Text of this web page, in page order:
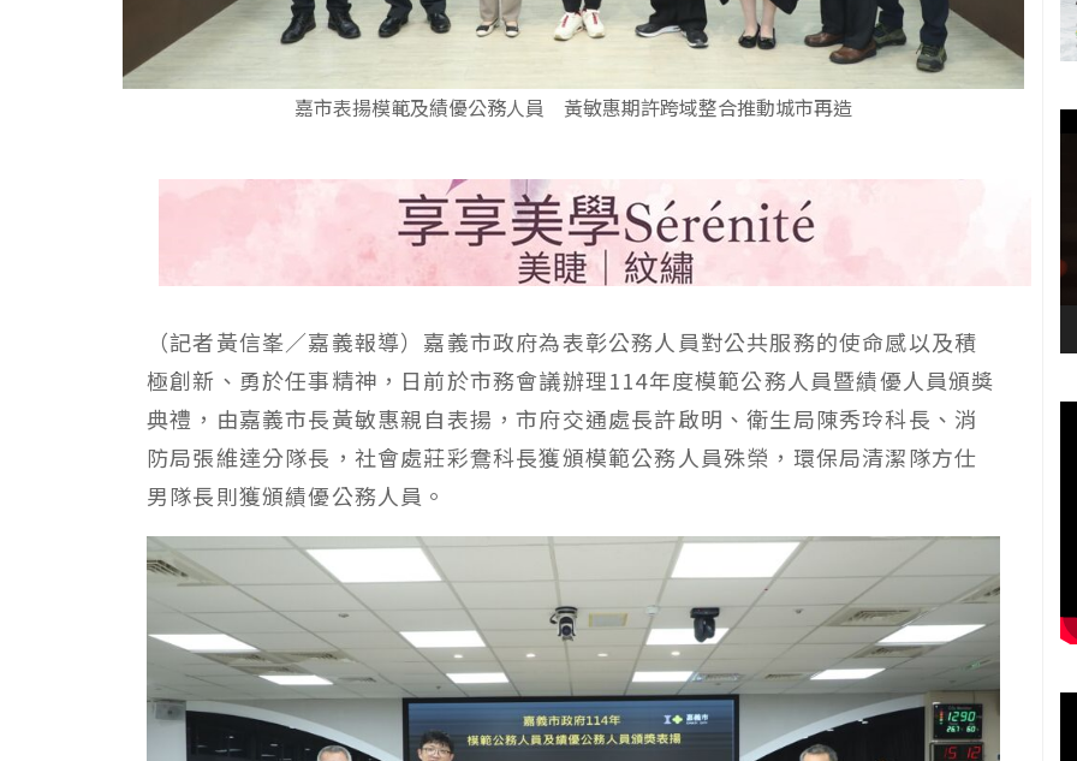
嘉市表揚模範及績優公務人員 黃敏惠期許跨域整合推動城市再造
（記者黃信峯／嘉義報導）嘉義市政府為表彰公務人員對公共服務的使命感以及積
極創新、勇於任事精神，日前於市務會議辦理114年度模範公務人員暨績優人員頒獎
典禮，由嘉義市長黃敏惠親自表揚，市府交通處長許啟明、衛生局陳秀玲科長、消
防局張維達分隊長，社會處莊彩鴦科長獲頒模範公務人員殊榮，環保局清潔隊方仕
男隊長則獲頒績優公務人員。